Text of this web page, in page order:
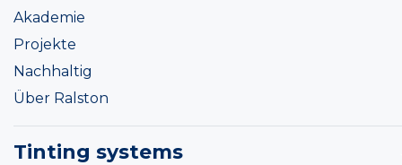
Akademie
Projekte
Nachhaltig
Über Ralston
Tinting systems